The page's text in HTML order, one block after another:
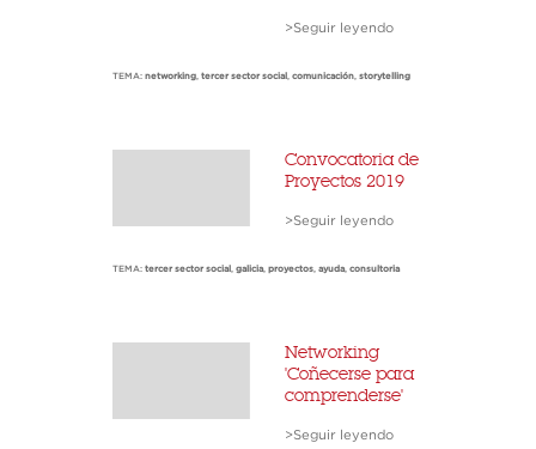
>Seguir leyendo
TEMA: networking, tercer sector social , comunicación, storytelling
Convocatoria de
Proyectos 2019
>Seguir leyendo
TEMA: tercer sector social , galicia, proyectos, ayuda, consultoria
Networking
'Coñecerse para
comprenderse'
>Seguir leyendo